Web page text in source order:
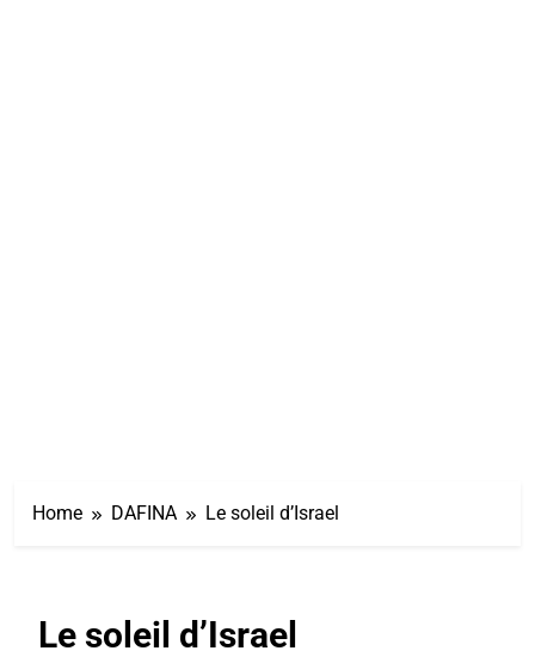
Home DAFINA Le soleil d’Israel
Le soleil d’Israel